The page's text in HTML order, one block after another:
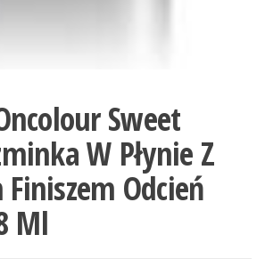
Sweet
W Płynie Z
Odcień
Ml